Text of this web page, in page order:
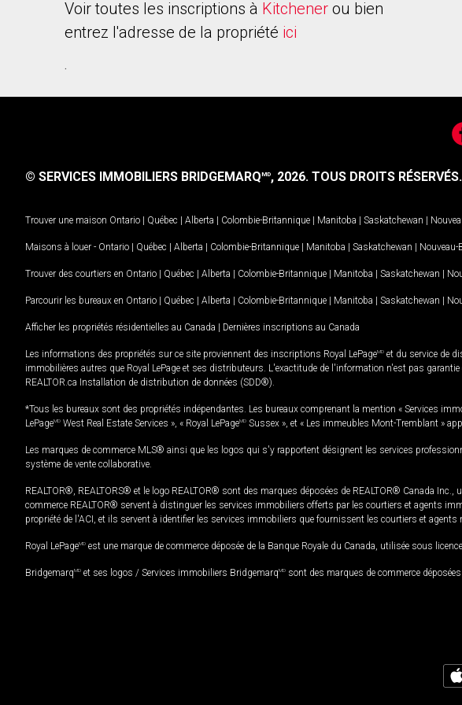
Voir toutes les inscriptions à Kitchener ou bien
entrez l'adresse de la propriété ici
.
© SERVICES IMMOBILIERS BRIDGEMARQMD, 2026. TOUS DROITS RÉSERVÉS.
Trouver une maison Ontario | Québec | Alberta | Colombie-Britannique | Manitoba | Saskatchewan |
Maisons à louer - Ontario | Québec | Alberta | Colombie-Britannique | Manitoba | Saskatchewan |
Trouver des courtiers en Ontario | Québec | Alberta | Colombie-Britannique | Manitoba | Saskatchewan |
Parcourir les bureaux en Ontario | Québec | Alberta | Colombie-Britannique | Manitoba | Saskatchewan |
Afficher les propriétés résidentielles au Canada | Dernières inscriptions au Canada
Les informations des propriétés sur ce site proviennent des inscriptions Royal LePageMD et du service de
immobilières autres que Royal LePage et ses distributeurs. L'exactitude de l'information n'est pas
REALTOR.ca Installation de distribution de données (SDD®).
*Tous les bureaux sont des propriétés indépendantes. Les bureaux comprenant la mention « Services
LePageMD West Real Estate Services », « Royal LePageMD Sussex », et « Les immeubles Mont-Tremblant »
Les marques de commerce MLS® ainsi que les logos qui s'y rapportent désignent les services
système de vente collaborative.
REALTOR®, REALTORS® et le logo REALTOR® sont des marques déposées de REALTOR® Canada
commerce REALTOR® servent à distinguer les services immobiliers offerts par les courtiers et agents
propriété de l'ACI, et ils servent à identifier les services immobiliers que fournissent les courtiers et agents
Royal LePageMD est une marque de commerce déposée de la Banque Royale du Canada, utilisée sous
BridgemarqMD et ses logos / Services immobiliers BridgemarqMD sont des marques de commerce